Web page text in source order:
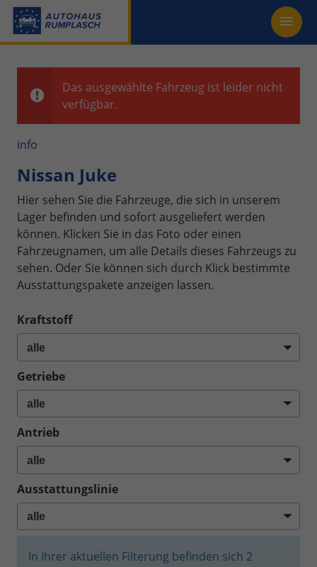
Das ausgewählte Fahrzeug ist leider nicht
verfügbar.
info
Nissan Juke
Hier sehen Sie die Fahrzeuge, die sich in unserem
Lager befinden und sofort ausgeliefert werden
können. Klicken Sie in das Foto oder einen
Fahrzeugnamen, um alle Details dieses Fahrzeugs zu
sehen. Oder Sie können sich durch Klick bestimmte
Ausstattungspakete anzeigen lassen.
Kraftstoff
Getriebe
Antrieb
Ausstattungslinie
In Ihrer aktuellen Filterung befinden sich 2